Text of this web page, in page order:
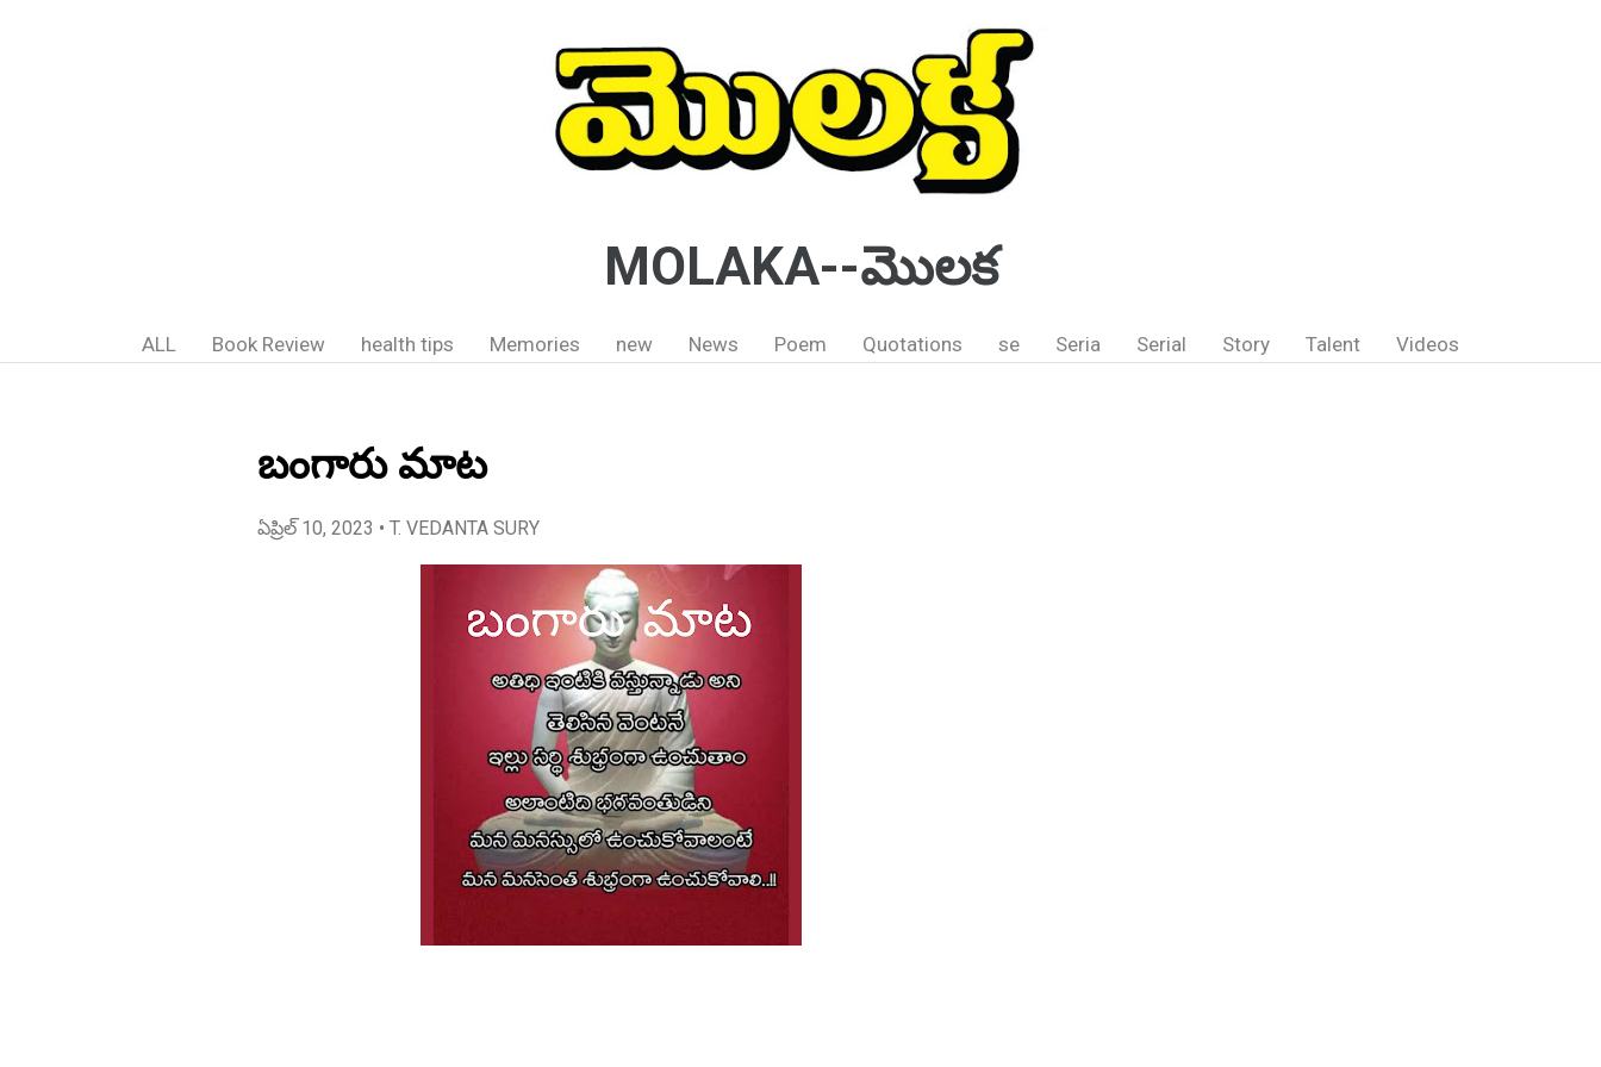
MOLAKA--మొలక
ALL Book Review health tips Memories new News Poem Quotations se Seria Serial Story Talent Videos
బంగారు మాట
ఏప్రిల్ 10, 2023 • T. VEDANTA SURY